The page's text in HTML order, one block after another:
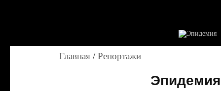
Главная /Репортажи